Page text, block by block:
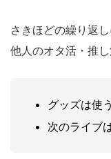
さきほどの繰り返
他人のオタ活・推
グッズは使
次のライブ